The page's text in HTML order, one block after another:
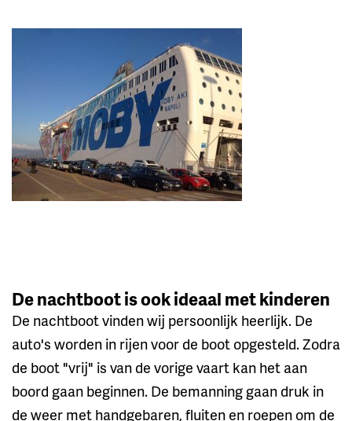
De nachtboot is ook ideaal met kinderen
De nachtboot vinden wij persoonlijk heerlijk. De
auto's worden in rijen voor de boot opgesteld. Zodra
de boot "vrij" is van de vorige vaart kan het aan
boord gaan beginnen. De bemanning gaan druk in
de weer met handgebaren, fluiten en roepen om de